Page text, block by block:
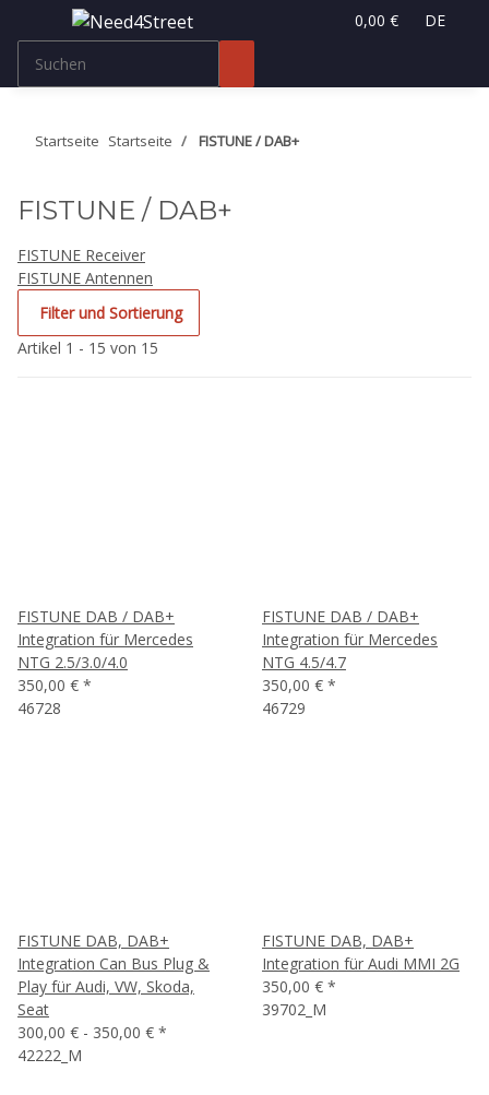
0,00 € DE
Startseite Startseite FISTUNE / DAB+
FISTUNE / DAB+
FISTUNE Receiver
FISTUNE Antennen
Filter und Sortierung
Artikel 1 - 15 von 15
FISTUNE DAB / DAB+
Integration für Mercedes
NTG 2.5/3.0/4.0
350,00 € *
46728
FISTUNE DAB / DAB+
Integration für Mercedes
NTG 4.5/4.7
350,00 € *
46729
FISTUNE DAB, DAB+
Integration Can Bus Plug &
Play für Audi, VW, Skoda,
Seat
300,00 € - 350,00 € *
42222_M
FISTUNE DAB, DAB+
Integration für Audi MMI 2G
350,00 € *
39702_M